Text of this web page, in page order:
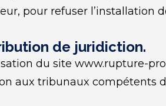
pour refuser l’installation
de juridiction.
du site www.rupture-
aux tribunaux compétents